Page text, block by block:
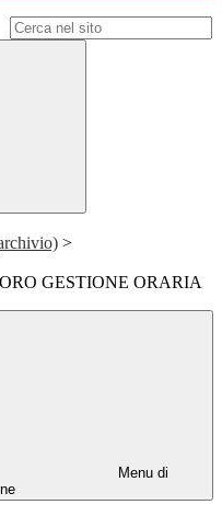
>
GESTIONE ORARIA
Menu di